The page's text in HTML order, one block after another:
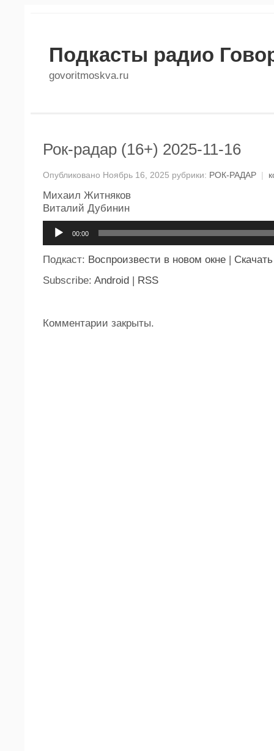
Подкасты радио
govoritmoskva.ru
Рок-радар (16+) 2025-11-16
Опубликовано Ноябрь 16, 2025 рубрики: РОК-РАДАР |
Михаил Житняков
Виталий Дубинин
00:00
Подкаст: Воспроизвести в новом окне | Скачать
Subscribe: Android | RSS
Комментарии закрыты.